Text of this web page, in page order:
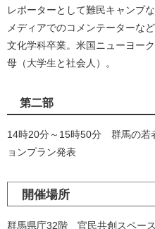
レポーターとして難民キャンプ
メディアでのコメンテーターな
文化学科卒業。米国ニューヨー
母（大学生と社会人）。
第二部
14時20分～15時50分 群馬の若
ョンプラン発表
開催場所
群馬県庁32階 官民共創スペース